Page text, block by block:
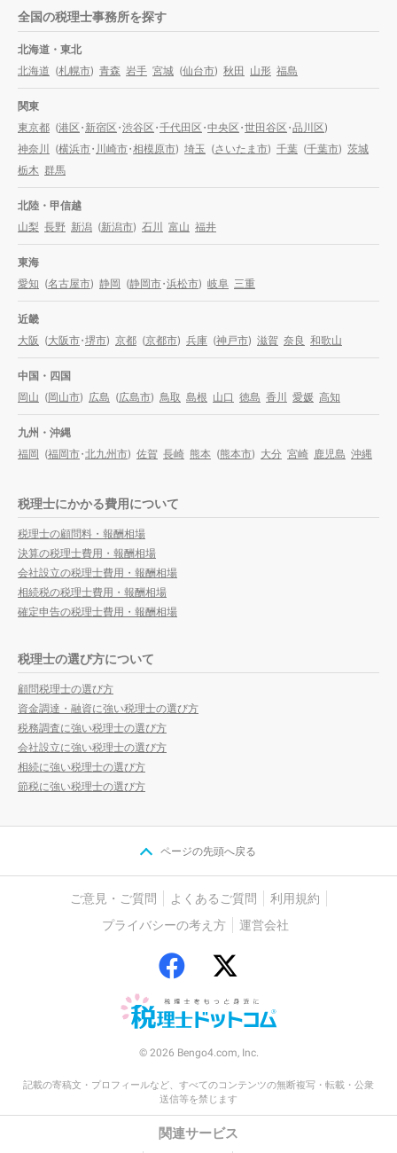
全国の税理士事務所を探す
北海道・東北
北海道 (札幌市) 青森 岩手 宮城 (仙台市) 秋田 山形 福島
関東
東京都 (港区・新宿区・渋谷区・千代田区・中央区・世田谷区・品川区)
神奈川
(横浜市・川崎市・相模原市) 埼玉 (さいたま市) 千葉 (千葉市) 茨城
栃木 群馬
北陸・甲信越
山梨 長野 新潟 (新潟市) 石川 富山 福井
東海
愛知 (名古屋市) 静岡 (静岡市・浜松市) 岐阜 三重
近畿
大阪 (大阪市・堺市) 京都 (京都市) 兵庫 (神戸市) 滋賀 奈良 和歌山
中国・四国
岡山 (岡山市) 広島 (広島市) 鳥取 島根 山口 徳島 香川 愛媛 高知
九州・沖縄
福岡 (福岡市・北九州市) 佐賀 長崎 熊本 (熊本市) 大分 宮崎 鹿児島 沖縄
税理士にかかる費用について
税理士の顧問料・報酬相場
決算の税理士費用・報酬相場
会社設立の税理士費用・報酬相場
相続税の税理士費用・報酬相場
確定申告の税理士費用・報酬相場
税理士の選び方について
顧問税理士の選び方
資金調達・融資に強い税理士の選び方
税務調査に強い税理士の選び方
会社設立に強い税理士の選び方
相続に強い税理士の選び方
節税に強い税理士の選び方
ページの先頭へ戻る
ご意見・ご質問 よくあるご質問
利用規約
プライバシーの考え方
運営会社
© 2026 Bengo4.com, Inc.
記載の寄稿文・プロフィールなど、すべてのコンテンツの無断複写・転載・公衆
送信等を禁じます
関連サービス